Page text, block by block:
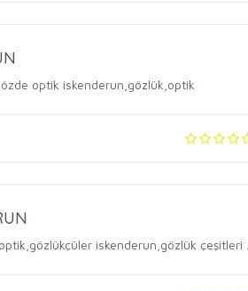
optik iskenderun,gözlük,optik
iskenderun,gözlük çeşitleri ...